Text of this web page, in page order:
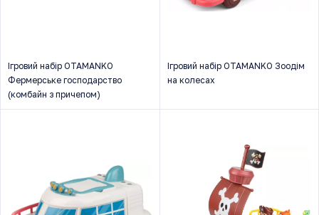
Ігровий набір OTAMANKO
Фермерське господарство
(комбайн з причепом)
Ігровий набір OTAMANKO Зоодім
на колесах